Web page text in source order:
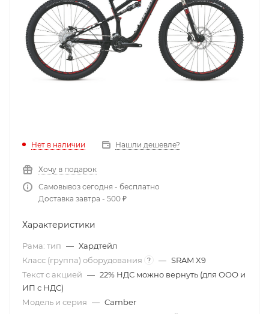
Нет в наличии Нашли дешевле?
Хочу в подарок
Самовывоз сегодня - бесплатно
Доставка завтра - 500 ₽
Характеристики
Рама: тип — Хардтейл
Класс (группа) оборудования
? — SRAM X9
Текст с акцией — 22% НДС можно вернуть (для ООО и
ИП с НДС)
Модель и серия — Camber